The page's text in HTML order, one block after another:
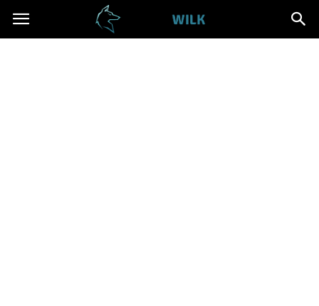
Cwanywilk.pl